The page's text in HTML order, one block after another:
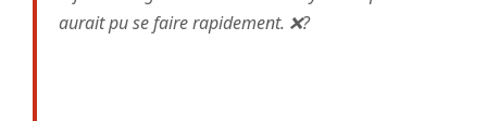
aurait pu se faire rapidement. ❌?